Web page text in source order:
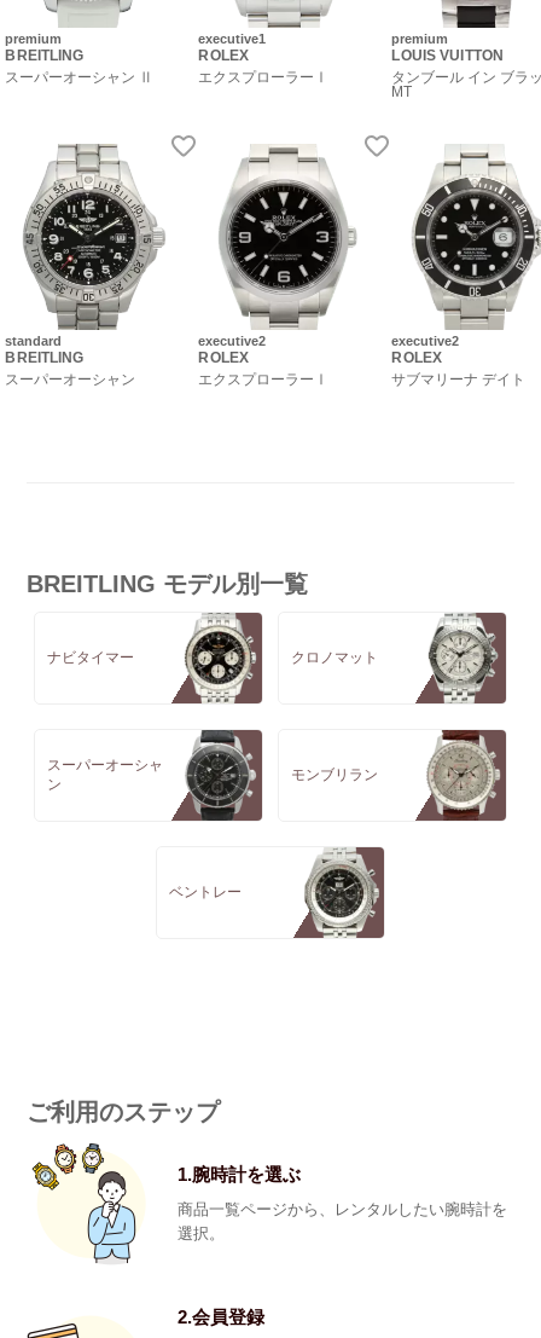
premium
BREITLING
スーパーオーシャン Ⅱ
standard
BREITLING
スーパーオーシャン
executive1
ROLEX
エクスプローラーⅠ
executive2
ROLEX
エクスプローラーⅠ
premium
LOUIS VUITTON
タンブール イン ブラ
MT
executive2
ROLEX
サブマリーナ デイト
BREITLING モデル別一覧
ナビタイマー クロノマット
スーパーオーシャ
ン
モンブリラン
ベントレー
ご利用のステップ
1.腕時計を選ぶ
商品一覧ページから、レンタルしたい腕時計を
選択。
2.会員登録